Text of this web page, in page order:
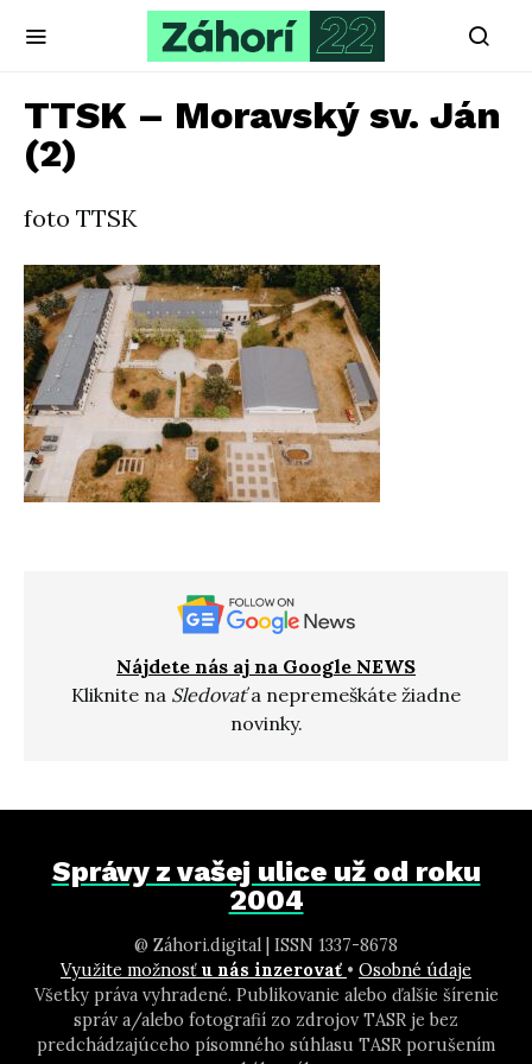
TTSK – Moravský sv. Ján
(2)
foto TTSK
Nájdete nás aj na Google NEWS
Kliknite na Sledovaťa nepremeškáte žiadne
novinky.
Správy z vašej ulice už od roku
2004
@ Záhori.digital | ISSN 1337-8678
Využite možnosť u nás inzerovať • Osobné údaje
Všetky práva vyhradené. Publikovanie alebo ďalšie šírenie
správ a/alebo fotografií zo zdrojov TASR je bez
predchádzajúceho písomného súhlasu TASR porušením